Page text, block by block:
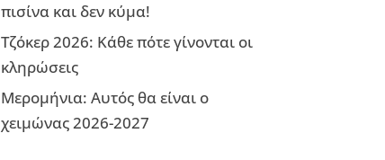
πισίνα και δεν κύμα!
Τζόκερ 2026: Κάθε πότε γίνονται οι
κληρώσεις
Μερομήνια: Αυτός θα είναι ο
χειμώνας 2026-2027